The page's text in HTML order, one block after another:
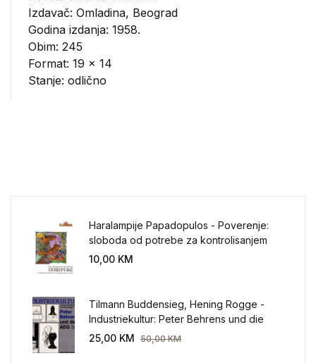
Izdavač: Omladina, Beograd
Godina izdanja: 1958.
Obim: 245
Format: 19 x 14
Stanje: odlično
Haralampije Papadopulos - Poverenje:
sloboda od potrebe za kontrolisanjem
sveta
10,00 KM
Tilmann Buddensieg, Hening Rogge -
Industriekultur: Peter Behrens und die
AEG 1907-1914.
25,00 KM 50,00KM